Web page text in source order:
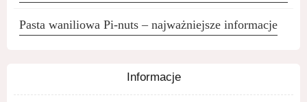
Pasta waniliowa Pi-nuts – najważniejsze informacje
Informacje